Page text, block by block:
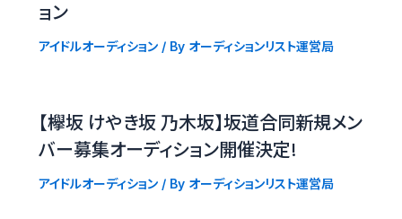
ョン
アイドルオーディション/ By オーディションリスト運営局
【欅坂 けやき坂 乃木坂】坂道合同新規メン
バー募集オーディション開催決定!
アイドルオーディション/ By オーディションリスト運営局